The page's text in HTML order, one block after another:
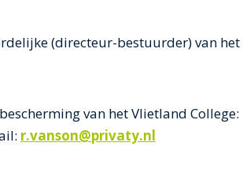
(directeur-bestuurder) van
van het Vlietland College:
r.vanson@privaty.nl